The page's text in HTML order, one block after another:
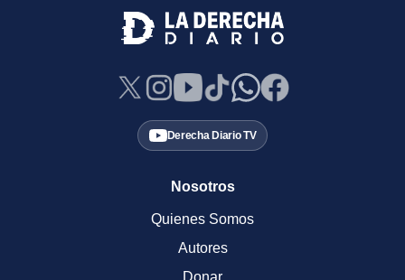
Derecha Diario TV
Nosotros
Quienes Somos
Autores
Donar